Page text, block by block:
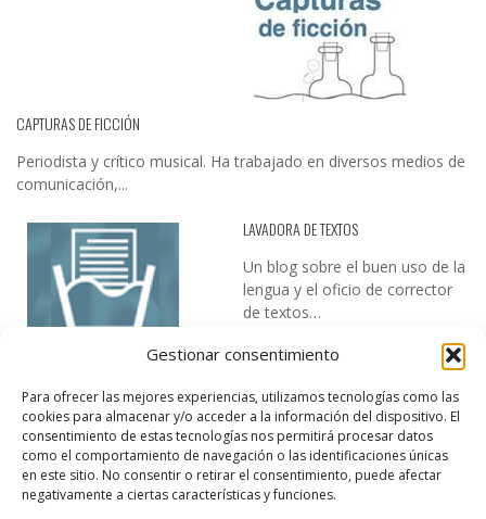
Gestionar consentimiento
Para ofrecer las mejores experiencias, utilizamos tecnologías como las
cookies para almacenar y/o acceder a la información del dispositivo. El
consentimiento de estas tecnologías nos permitirá procesar datos
como el comportamiento de navegación o las identificaciones únicas
en este sitio. No consentir o retirar el consentimiento, puede afectar
negativamente a ciertas características y funciones.
CAPTURAS DE FICCIÓN
Periodista y crítico musical. Ha trabajado en diversos medios de
comunicación,...
LAVADORA DE TEXTOS
Un blog sobre el buen uso de la
lengua y el oficio de corrector
de textos…
DESIREE MARTÍN